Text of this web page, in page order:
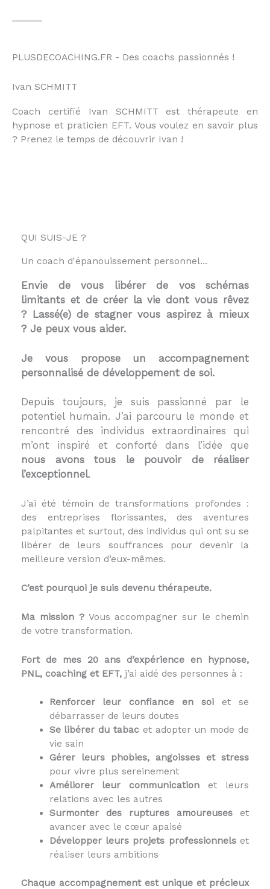
PLUSDECOACHING.FR - Des coachs passionnés !
Ivan SCHMITT
Coach certifié Ivan SCHMITT est thérapeute en
hypnose et praticien EFT. Vous voulez en savoir plus
? Prenez le temps de découvrir Ivan !
QUI SUIS-JE ?
Un coach d'épanouissement personnel...
Envie de vous libérer de vos schémas
limitants et de créer la vie dont vous rêvez
? Lassé(e) de stagner vous aspirez à mieux
? Je peux vous aider.
Je vous propose un accompagnement
personnalisé de développement de soi.
Depuis toujours, je suis passionné par le
potentiel humain. J’ai parcouru le monde et
rencontré des individus extraordinaires qui
m’ont inspiré et conforté dans l’idée que
nous avons tous le pouvoir de réaliser
l’exceptionnel.
J’ai été témoin de transformations profondes :
des entreprises florissantes, des aventures
palpitantes et surtout, des individus qui ont su se
libérer de leurs souffrances pour devenir la
meilleure version d’eux-mêmes.
C’est pourquoi je suis devenu thérapeute.
Ma mission ?Vous accompagner sur le chemin
de votre transformation.
Fort de mes 20 ans d’expérience en hypnose,
PNL, coaching et EFT, j’ai aidé des personnes à :
Renforcer leur confiance en soi et se
débarrasser de leurs doutes
Se libérer du tabacet adopter un mode de
vie sain
Gérer leurs phobies, angoisses et stress
pour vivre plus sereinement
Améliorer leur communication et leurs
relations avec les autres
Surmonter des ruptures amoureuseset
avancer avec le cœur apaisé
Développer leurs projets professionnelset
réaliser leurs ambitions
Chaque accompagnement est unique et précieux